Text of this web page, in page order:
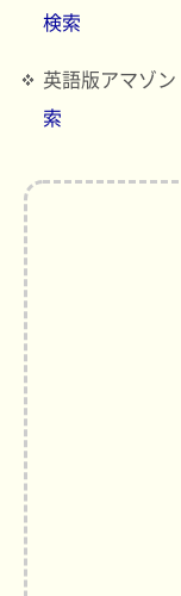
検索
英語版アマゾ
索